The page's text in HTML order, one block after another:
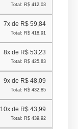
Total: R$ 412,03
7x de R$ 59,84
Total: R$ 418,91
8x de R$ 53,23
Total: R$ 425,83
9x de R$ 48,09
Total: R$ 432,85
10x de R$ 43,99
Total: R$ 439,92